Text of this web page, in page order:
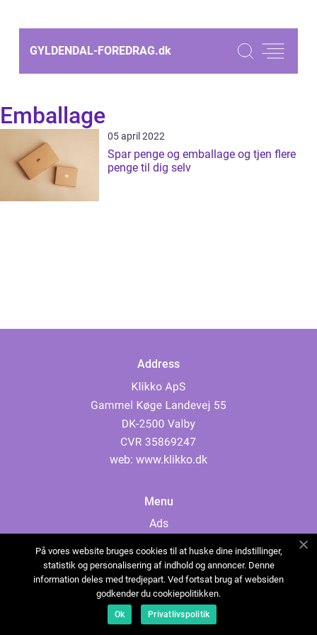
GYLDENDAL-FOREDRAG.dk
Emballage
05 april 2022
Spar penge og emballage og tjen flere
penge til dig selv
Address
web: www.klikko.dk
Menu
Ads
Cookies
Contact
Sitemap
På vores website bruges cookies til at huske dine indstillinger,
statistik og personalisering af indhold og annoncer. Denne
information deles med tredjepart. Ved fortsat brug af websiden
godkender du cookiepolitikken.
Ok Privatlivspolitik